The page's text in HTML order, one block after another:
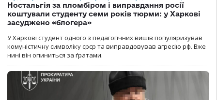
Ностальгія за пломбіром і виправдання росії
коштували студенту семи років тюрми: у Харкові
засуджено «блогера»
У Харкові студент одного з педагогічних вишів популяризував
комуністичну символіку срср та виправдовував агресію рф. Вже
нині він опиниться за ґратами.